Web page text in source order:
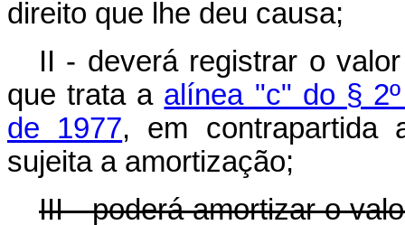
direito que lhe deu causa;
II - deverá registrar o
que trata a alínea "c" do §
de 1977, em contrapartida
sujeita a amortização;
III - poderá amortizar o